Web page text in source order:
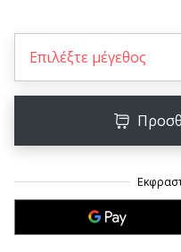
11. 8. 2022
9 λεπτά ανάγνωσης
Weplayvolleyball
Συνεργατών
Επιλέξτε μέγεθος